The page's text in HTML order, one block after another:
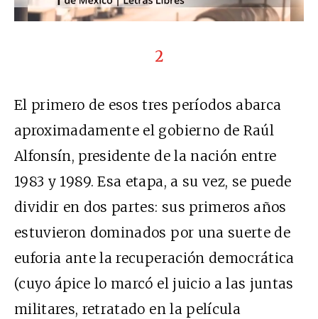
2
El primero de esos tres períodos abarca
aproximadamente el gobierno de Raúl
Alfonsín, presidente de la nación entre
1983 y 1989. Esa etapa, a su vez, se puede
dividir en dos partes: sus primeros años
estuvieron dominados por una suerte de
euforia ante la recuperación democrática
(cuyo ápice lo marcó el juicio a las juntas
militares, retratado en la película